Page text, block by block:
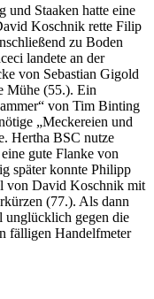
und Staaken hatte eine
Koschnik rette Filip
zu Boden
landete an der
von Sebastian Gigold
Mühe (55.). Ein
von Tim Binting
„Meckereien und
Hertha BSC nutze
gute Flanke von
später konnte Philipp
von David Koschnik mit
(77.). Als dann
unglücklich gegen die
fälligen Handelfmeter